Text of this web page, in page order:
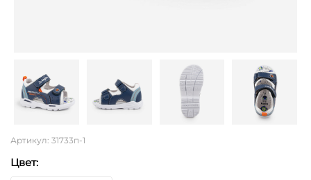
Артикул: 31733п-1
Цвет: